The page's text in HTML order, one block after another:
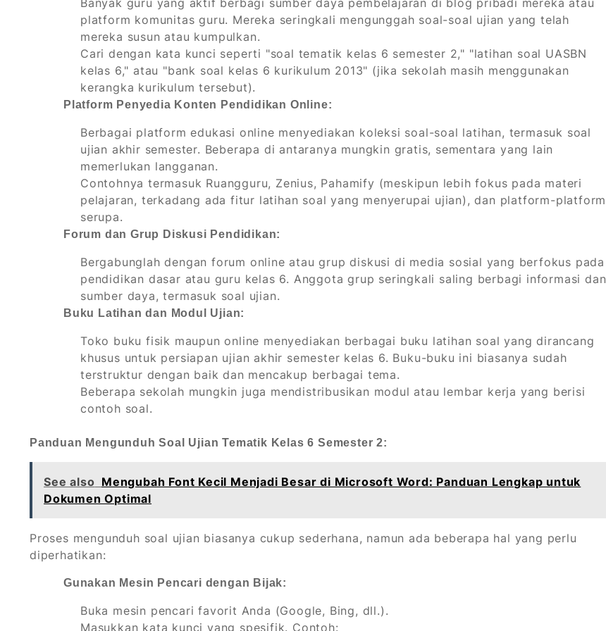
Banyak guru yang aktif berbagi sumber daya pembelajaran di blog pribadi mereka atau
platform komunitas guru. Mereka seringkali mengunggah soal-soal ujian yang telah
mereka susun atau kumpulkan.
Cari dengan kata kunci seperti "soal tematik kelas 6 semester 2," "latihan soal UASBN
kelas 6," atau "bank soal kelas 6 kurikulum 2013" (jika sekolah masih menggunakan
kerangka kurikulum tersebut).
Platform Penyedia Konten Pendidikan Online:
Berbagai platform edukasi online menyediakan koleksi soal-soal latihan, termasuk soal
ujian akhir semester. Beberapa di antaranya mungkin gratis, sementara yang lain
memerlukan langganan.
Contohnya termasuk Ruangguru, Zenius, Pahamify (meskipun lebih fokus pada materi
pelajaran, terkadang ada fitur latihan soal yang menyerupai ujian), dan platform-platform
serupa.
Forum dan Grup Diskusi Pendidikan:
Bergabunglah dengan forum online atau grup diskusi di media sosial yang berfokus pada
pendidikan dasar atau guru kelas 6. Anggota grup seringkali saling berbagi informasi dan
sumber daya, termasuk soal ujian.
Buku Latihan dan Modul Ujian:
Toko buku fisik maupun online menyediakan berbagai buku latihan soal yang dirancang
khusus untuk persiapan ujian akhir semester kelas 6. Buku-buku ini biasanya sudah
terstruktur dengan baik dan mencakup berbagai tema.
Beberapa sekolah mungkin juga mendistribusikan modul atau lembar kerja yang berisi
contoh soal.
Panduan Mengunduh Soal Ujian Tematik Kelas 6 Semester 2:
See also Mengubah Font Kecil Menjadi Besar di Microsoft Word: Panduan Lengkap untuk
Dokumen Optimal
Proses mengunduh soal ujian biasanya cukup sederhana, namun ada beberapa hal yang perlu
diperhatikan:
Gunakan Mesin Pencari dengan Bijak:
Buka mesin pencari favorit Anda (Google, Bing, dll.).
Masukkan kata kunci yang spesifik. Contoh: